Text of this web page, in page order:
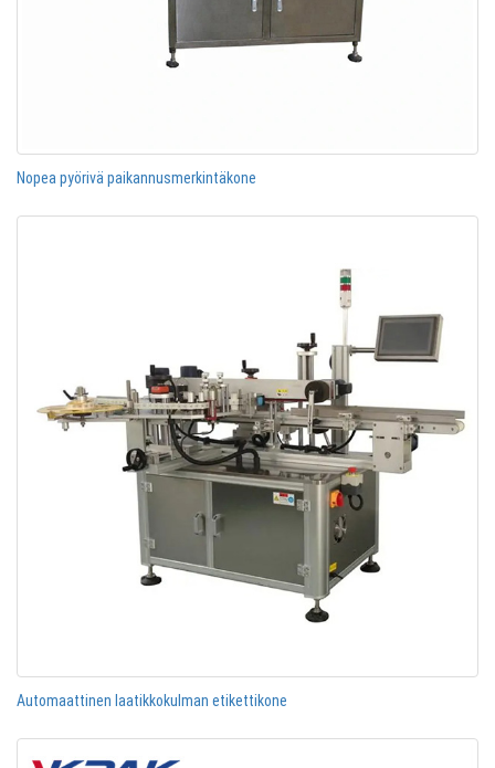
Nopea pyörivä paikannusmerkintäkone
Automaattinen laatikkokulman etikettikone